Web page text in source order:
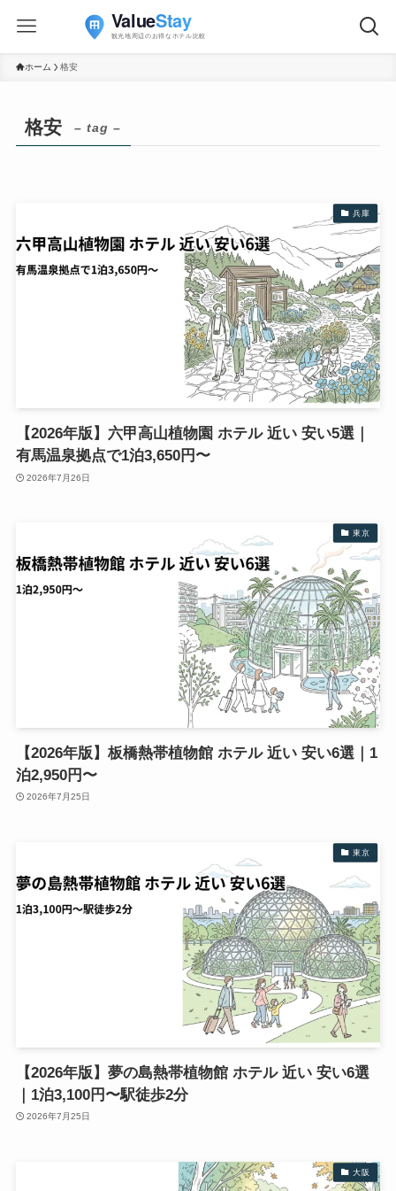
ホーム 格安
格安 – tag –
兵庫
【2026年版】六甲高山植物園 ホテル 近い 安い5選｜
有馬温泉拠点で1泊3,650円〜
2026年7月26日
東京
【2026年版】板橋熱帯植物館 ホテル 近い 安い6選｜1
泊2,950円〜
2026年7月25日
東京
【2026年版】夢の島熱帯植物館 ホテル 近い 安い6選
｜1泊3,100円〜駅徒歩2分
2026年7月25日
大阪